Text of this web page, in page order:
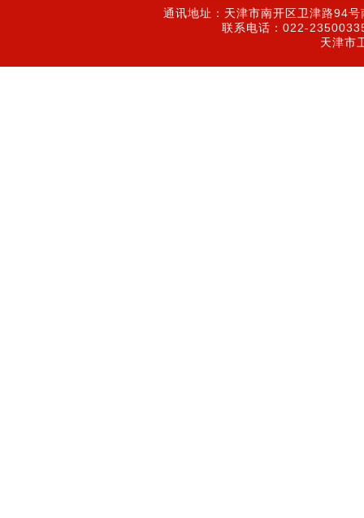
通讯地址：天津市南开区卫津路94
联系电话：022-
天津市